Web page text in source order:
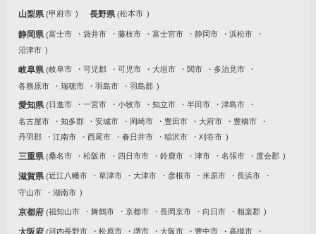
山梨県 甲府市 長野県 松本市
静岡県 富士市 袋井市 藤枝市 富士宮市 静岡市
浜松市
沼津市
岐阜県 岐阜市 可児郡 可児市 大垣市 関市
多治見市
各務原市
瑞穂市 羽島市 羽島郡
愛知県 日進市 一宮市 小牧市 知立市 半田市
津島市
名古屋市
知多郡 安城市 岡崎市 豊田市 大府市
豊橋市
丹羽郡
江南市 西尾市 春日井市 稲沢市 刈谷市
三重県 桑名市 松阪市 四日市市 鈴鹿市 津市 名張市 度会郡
滋賀県 近江八幡市 草津市 大津市 彦根市 米原市
長浜市
守山市
湖南市
京都府 福知山市 舞鶴市 京都市 長岡京市 向日市 相楽郡
河内長野市 松原市 堺市 大阪市 豊中市
高槻市